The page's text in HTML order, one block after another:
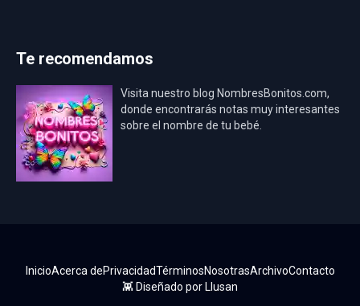
Los Minions Los Vengadores
Mario Bros Mi Villano Favorito
Mickey Mouse
Pokémon Pokémon Go
Te recomendamos
Visita nuestro blog NombresBonitos.com,
donde encontrarás notas muy interesantes
sobre el nombre de tu bebé.
👾 Diseñado por Llusan
InicioAcerca dePrivacidadTérminosNosotrasArchivoContacto